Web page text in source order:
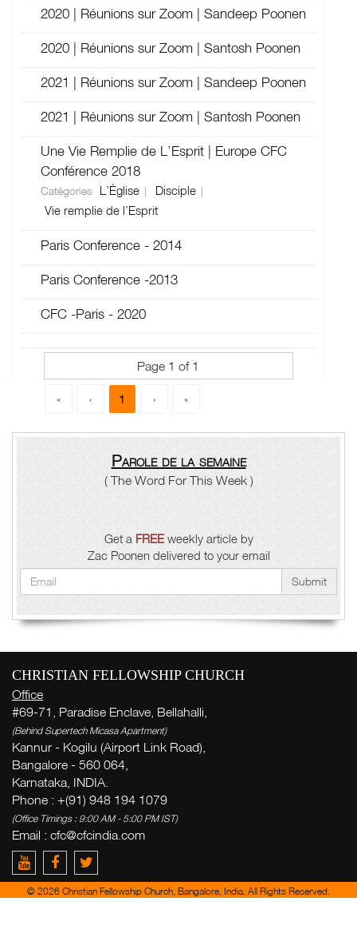
2020 | Réunions sur Zoom | Sandeep Poonen
2020 | Réunions sur Zoom | Santosh Poonen
2021 | Réunions sur Zoom | Sandeep Poonen
2021 | Réunions sur Zoom | Santosh Poonen
Une Vie Remplie de L’Esprit | Europe CFC
Conférence 2018
Catégories L’Église
Disciple
Vie remplie de l’Esprit
Paris Conference - 2014
Paris Conference -2013
CFC -Paris - 2020
Page 1 of 1
« ‹ 1 › »
Parole de la semaine
( The Word For This Week )
Get a FREEweekly article by
Zac Poonen delivered to your email
Submit
CHRISTIAN FELLOWSHIP CHURCH
Office
#69-71, Paradise Enclave, Bellahalli,
(Behind Supertech Micasa Apartment)
Kannur - Kogilu (Airport Link Road),
Bangalore - 560 064,
Karnataka, INDIA.
Phone : +(91) 948 194 1079
(Office Timings : 9:00 AM - 5:00 PM IST)
Email : cfc@cfcindia.com
© 2026 Christian Fellowship Church, Bangalore, India. All Rights Reserved.